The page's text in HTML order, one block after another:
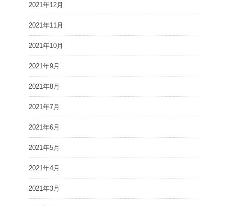
2021年12月
2021年11月
2021年10月
2021年9月
2021年8月
2021年7月
2021年6月
2021年5月
2021年4月
2021年3月